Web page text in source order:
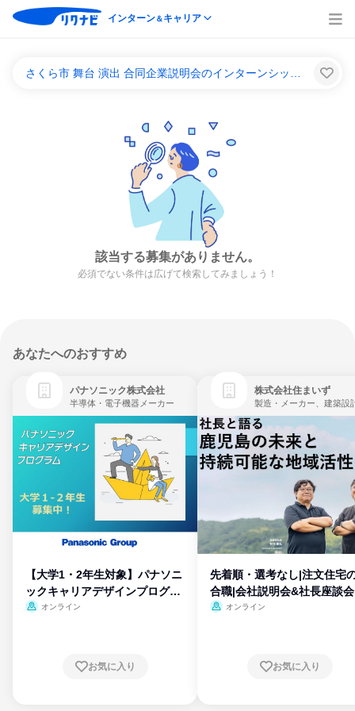
インターン＆キャリア
該当する募集がありません。
必須でない条件は広げて検索してみましょう！
あなたへのおすすめ
パナソニック株式会社
半導体・電子機器メーカー
【大学1・2年生対象】パナソニ
ックキャリアデザインプログラ
ム
オンライン
お気に入り
株式会社住まいず
製造・メーカー、建築設
先着順・選考なし|注文住宅
合職|会社説明会&社長座談会
オンライン
お気に入り